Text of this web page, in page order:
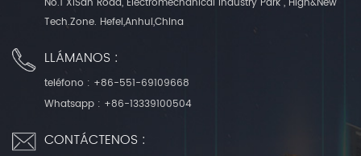
Tech.Zone. Hefei,Anhui,China
LLÁMANOS :
teléfono : +86-551-69109668
Whatsapp : +86-13339100504
CONTÁCTENOS :